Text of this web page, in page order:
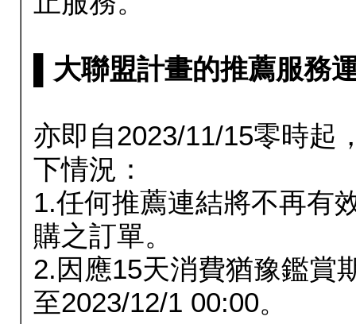
▌大聯盟計畫的推薦服務
亦即自2023/11/15零時起
下情況：
1.任何推薦連結將不再有
購之訂單。
2.因應15天消費猶豫鑑賞
至2023/12/1 00:00。